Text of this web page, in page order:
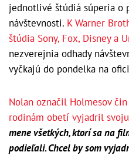
jednotlivé štúdiá súperia o
návštevnosti. K Warner
štúdia Sony, Fox, Disney a
nezverejnia odhady
vyčkajú do pondelka na
Nolan označil Holmesov
rodinám obetí vyjadril
mene všetkých, ktorí sa na
podieľali. Chcel by som